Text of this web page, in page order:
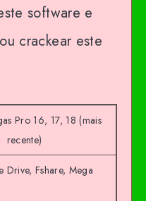
software e
crackear este
Pro 16, 17, 18 (mais
recente)
Drive, Fshare, Mega